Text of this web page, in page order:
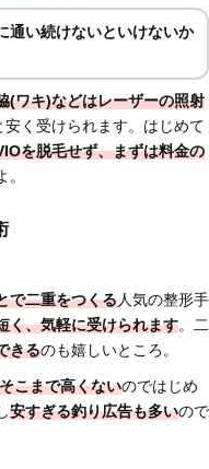
通い続けないといけないか
(ワキ)などはレーザーの照射
く受けられます。はじめて
を脱毛せず、まずは料金の
で二重をつくる人気の整形手
く、気軽に受けられます。二
きるのも嬉しいところ。
こまで高くないのではじめ
安すぎる釣り広告も多いので